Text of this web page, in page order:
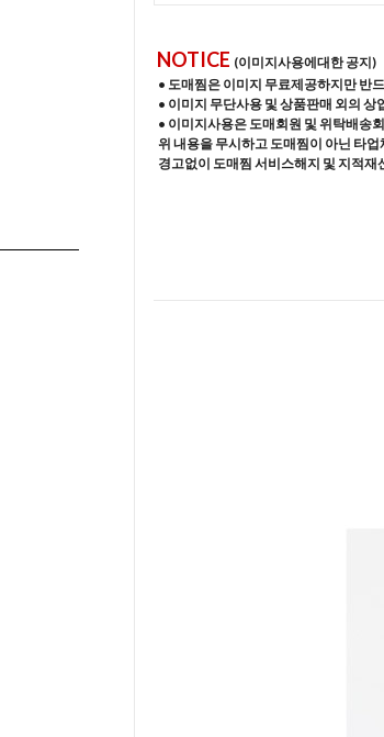
NOTICE (이미지사용에대한 공지)
• 도매찜은 이미지 무료제공하지만 반
• 이미지 무단사용 및 상품판매 외의
• 이미지사용은 도매회원 및 위탁배송
위 내용을 무시하고 도매찜이 아닌 타
경고없이 도매찜 서비스해지 및 지적